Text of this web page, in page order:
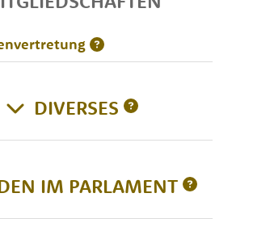
DIVERSES
IM PARLAMENT